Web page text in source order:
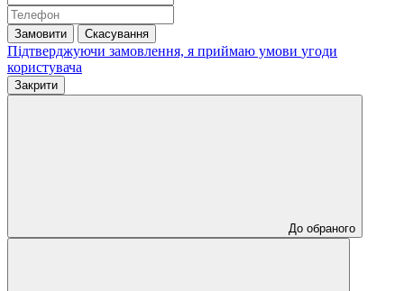
Замовити Скасування
Підтверджуючи замовлення, я приймаю умови угоди
користувача
Закрити
До обраного